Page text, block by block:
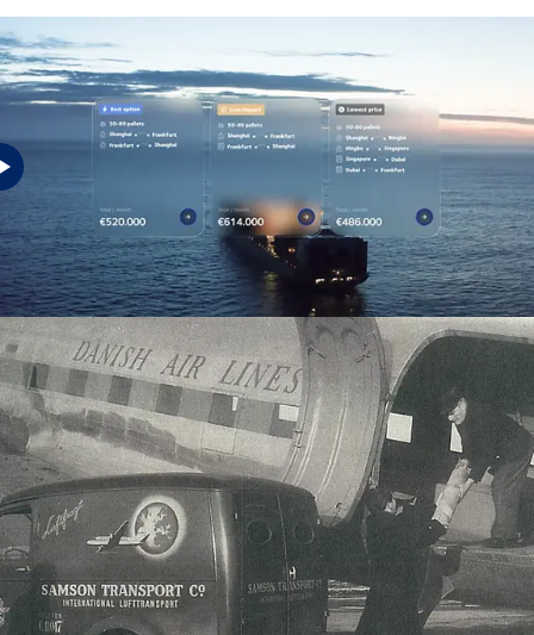
Garantimos o sucesso da sua empresa e dos seus clientes, para que
todos possamos crescer juntos.
Veja aqui como estamos nos preparando para o futuro